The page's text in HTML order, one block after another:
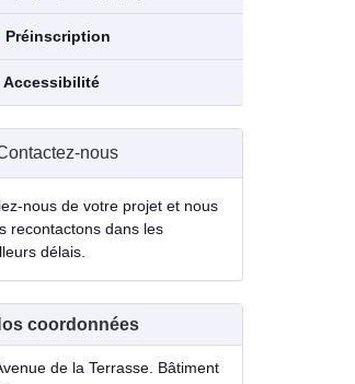
Préinscription
Accessibilité
nous
nous de votre projet et nous
recontactons dans les
délais.
coordonnées
de la Terrasse. Bâtiment